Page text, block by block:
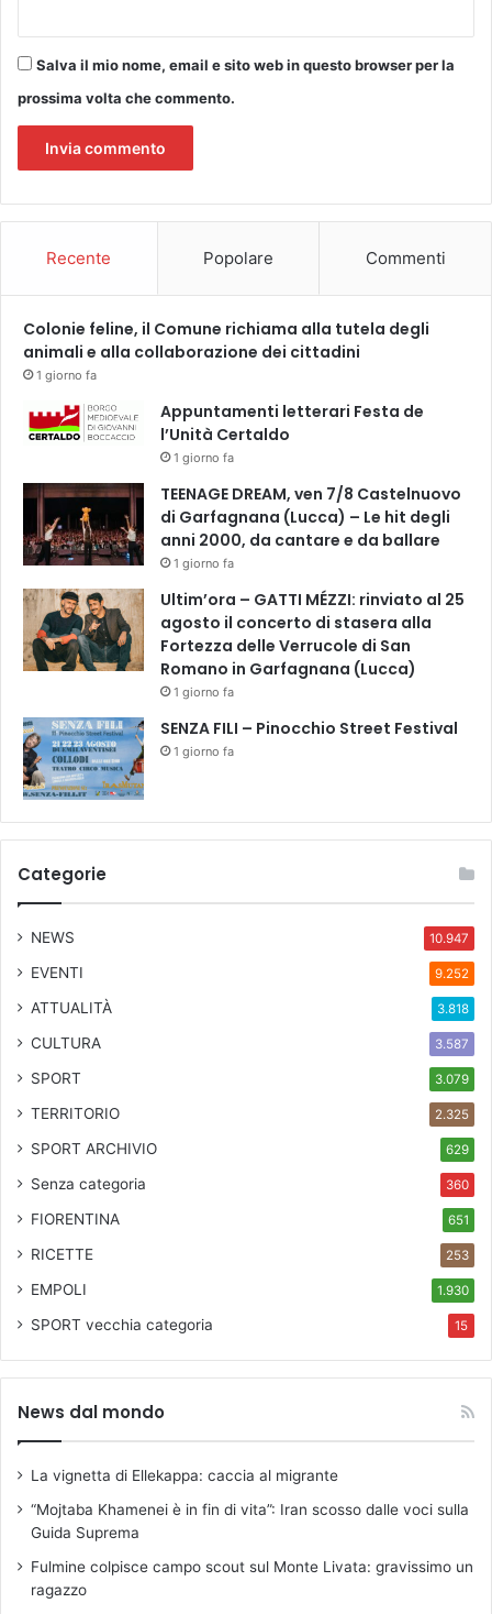
i
ù
e
Salva il mio nome, email e sito web in questo browser per la
prossima volta che commento.
Recente Popolare Commenti
Colonie feline, il Comune richiama alla tutela degli
animali e alla collaborazione dei cittadini
1 giorno fa
Appuntamenti letterari Festa de
l’Unità Certaldo
1 giorno fa
TEENAGE DREAM, ven 7/8 Castelnuovo
di Garfagnana (Lucca) – Le hit degli
anni 2000, da cantare e da ballare
1 giorno fa
Ultim’ora – GATTI MÉZZI: rinviato al 25
agosto il concerto di stasera alla
Fortezza delle Verrucole di San
Romano in Garfagnana (Lucca)
1 giorno fa
SENZA FILI – Pinocchio Street Festival
1 giorno fa
Categorie
NEWS 10.947
EVENTI 9.252
ATTUALITÀ 3.818
CULTURA 3.587
SPORT 3.079
TERRITORIO 2.325
SPORT ARCHIVIO 629
Senza categoria 360
FIORENTINA 651
RICETTE 253
EMPOLI 1.930
SPORT vecchia categoria 15
News dal mondo
La vignetta di Ellekappa: caccia al migrante
“Mojtaba Khamenei è in fin di vita”: Iran scosso dalle voci sulla
Guida Suprema
Fulmine colpisce campo scout sul Monte Livata: gravissimo un
ragazzo